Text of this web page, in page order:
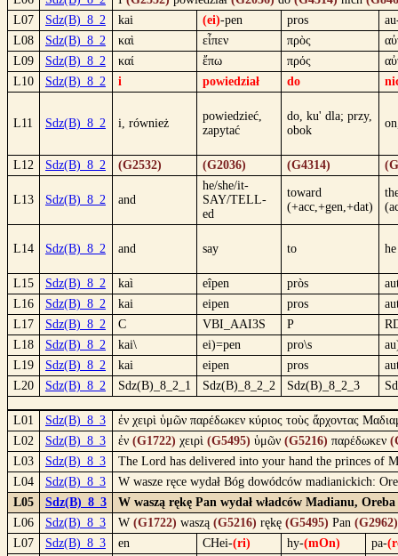
L07
Sdz(B)_8_2 kai (ei)-pen pros
L08
Sdz(B)_8_2 καὶ εἶπεν πρὸς
L09
Sdz(B)_8_2 καί ἔπω πρός
L10
Sdz(B)_8_2 i powiedział do
L11 Sdz(B)_8_2 i, również
powiedzieć,
zapytać
do, ku' dla; przy,
obok
L12 Sdz(B)_8_2 (G2532) (G2036) (G4314)
L13 Sdz(B)_8_2 and
he/she/it-
SAY/TELL-
ed
toward
(+acc,+gen,+dat)
L14 Sdz(B)_8_2 and say to he
L15 Sdz(B)_8_2 kaì eîpen pròs
L16
Sdz(B)_8_2 kai eipen pros
L17
Sdz(B)_8_2 C VBI_AAI3S P
L18
Sdz(B)_8_2 kai\ ei)=pen pro\s
L19
Sdz(B)_8_2 kai eipen pros
L20
Sdz(B)_8_2 Sdz(B)_8_2_1 Sdz(B)_8_2_2 Sdz(B)_8_2_3
L01 Sdz(B)_8_3
ἐν χειρὶ ὑμῶν παρέδωκεν κύριος τοὺς ἄρχοντας
L02
Sdz(B)_8_3 ἐν (G1722) χειρὶ (G5495) ὑμῶν (G5216) παρέδωκεν
L03
Sdz(B)_8_3
The Lord has delivered into your hand the princes of
L04
Sdz(B)_8_3
W wasze ręce wydał Bóg dowódców madianickich:
L05
Sdz(B)_8_3
W waszą rękę Pan wydał władców Madianu,
L06
Sdz(B)_8_3 W (G1722) waszą (G5216) rękę (G5495) Pan (G2962)
L07
Sdz(B)_8_3 en CHei-(ri) hy-(mOn) pa-